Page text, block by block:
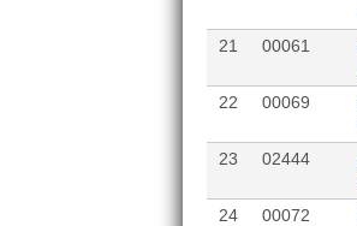
21
00061
22
00069
23
02444
24
00072